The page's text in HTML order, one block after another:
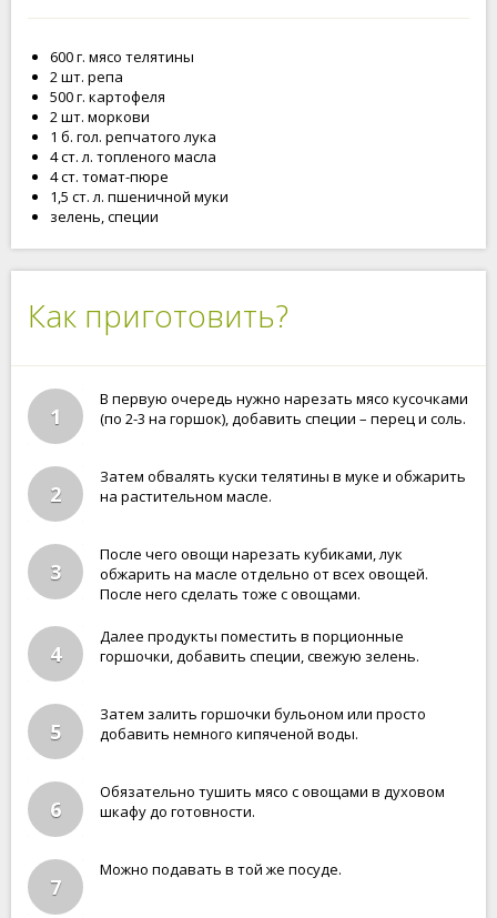
600 г. мясо телятины
2 шт. репа
500 г. картофеля
2 шт. моркови
1 б. гол. репчатого лука
4 ст. л. топленого масла
4 ст. томат-пюре
1,5 ст. л. пшеничной муки
зелень, специи
Как приготовить?
1
В первую очередь нужно нарезать мясо кусочками
(по 2-3 на горшок), добавить специи – перец и соль.
2
Затем обвалять куски телятины в муке и обжарить
на растительном масле.
3
После чего овощи нарезать кубиками, лук
обжарить на масле отдельно от всех овощей.
После него сделать тоже с овощами.
4
Далее продукты поместить в порционные
горшочки, добавить специи, свежую зелень.
5
Затем залить горшочки бульоном или просто
добавить немного кипяченой воды.
6
Обязательно тушить мясо с овощами в духовом
шкафу до готовности.
7
Можно подавать в той же посуде.